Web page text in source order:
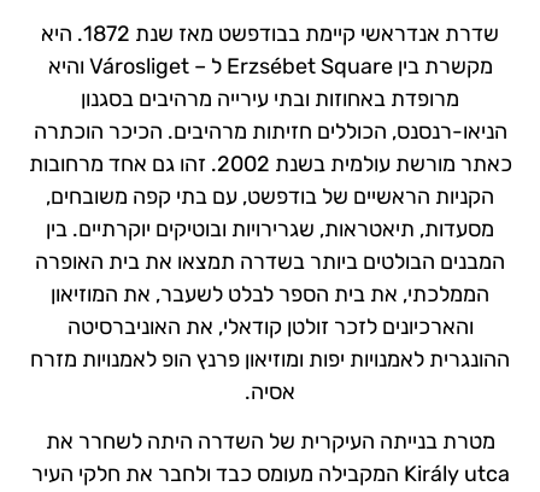
שדרת אנדראשי קיימת בבודפשט מאז שנת 1872. היא
מקשרת בין Erzsébet Square ל – Városliget והיא
מרופדת באחוזות ובתי עירייה מרהיבים בסגנון
הניאו-רנסנס, הכוללים חזיתות מרהיבים. הכיכר הוכתרה
כאתר מורשת עולמית בשנת 2002. זהו גם אחד מרחובות
הקניות הראשיים של בודפשט, עם בתי קפה משובחים,
מסעדות, תיאטראות, שגרירויות ובוטיקים יוקרתיים. בין
המבנים הבולטים ביותר בשדרה תמצאו את בית האופרה
הממלכתי, את בית הספר לבלט לשעבר, את המוזיאון
והארכיונים לזכר זולטן קודאלי, את האוניברסיטה
ההונגרית לאמנויות יפות ומוזיאון פרנץ הופ לאמנויות מזרח
אסיה.
מטרת בנייתה העיקרית של השדרה היתה לשחרר את
Király utca המקבילה מעומס כבד ולחבר את חלקי העיר